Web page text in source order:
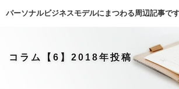
パーソナルビジネスモデルにまつわる周辺記事です
コラム【6】2018年投稿